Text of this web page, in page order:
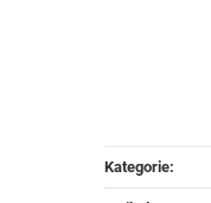
Kategorie: